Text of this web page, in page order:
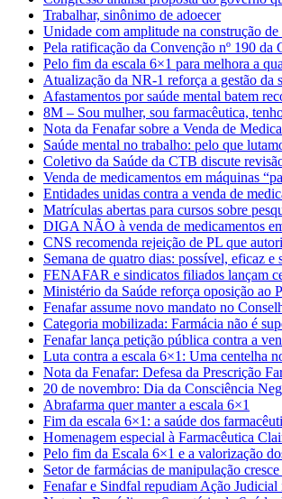
Trabalhar, sinônimo de adoecer
Unidade com amplitude na construção de
Pela ratificação da Convenção nº 190
Pelo fim da escala 6×1 para melhora a
Atualização da NR-1 reforça a gestão da
Afastamentos por saúde mental batem
8M – Sou mulher, sou farmacêutica,
Nota da Fenafar sobre a Venda de
Saúde mental no trabalho: pelo que
Coletivo da Saúde da CTB discute
Venda de medicamentos em máquinas
Entidades unidas contra a venda de
Matrículas abertas para cursos sobre
DIGA NÃO à venda de medicamentos
CNS recomenda rejeição de PL que
Semana de quatro dias: possível, eficaz e
FENAFAR e sindicatos filiados lançam
Ministério da Saúde reforça oposição ao
Fenafar assume novo mandato no
Categoria mobilizada: Farmácia não é
Fenafar lança petição pública contra a
Luta contra a escala 6×1: Uma centelha
Nota da Fenafar: Defesa da Prescrição
20 de novembro: Dia da Consciência
Abrafarma quer manter a escala 6×1
Fim da escala 6×1: a saúde dos
Homenagem especial à Farmacêutica
Pelo fim da Escala 6×1 e a valorização
Setor de farmácias de manipulação
Fenafar e Sindfal repudiam Ação